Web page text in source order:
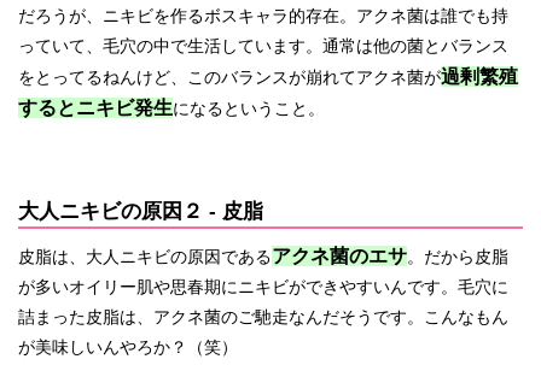
だろうが、ニキビを作るボスキャラ的存在。アクネ菌は誰でも持
っていて、毛穴の中で生活しています。通常は他の菌とバランス
をとってるねんけど、このバランスが崩れてアクネ菌が過剰繁殖
するとニキビ発生になるということ。
大人ニキビの原因２ - 皮脂
皮脂は、大人ニキビの原因であるアクネ菌のエサ。だから皮脂
が多いオイリー肌や思春期にニキビができやすいんです。毛穴に
詰まった皮脂は、アクネ菌のご馳走なんだそうです。こんなもん
が美味しいんやろか？（笑）